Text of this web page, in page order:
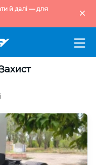
й далі — для